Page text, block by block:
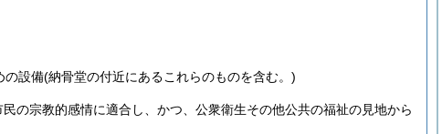
の設備(納骨堂の付近にあるこれらのものを含む。)
の宗教的感情に適合し、かつ、公衆衛生その他公共の福祉の見地から